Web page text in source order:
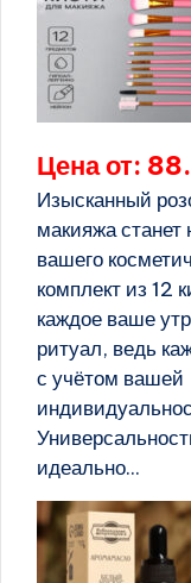
Цена от:
Изысканный
макияжа
вашего
комплект из 12
каждое ваше
ритуал, ведь
с учётом вашей
идеально...